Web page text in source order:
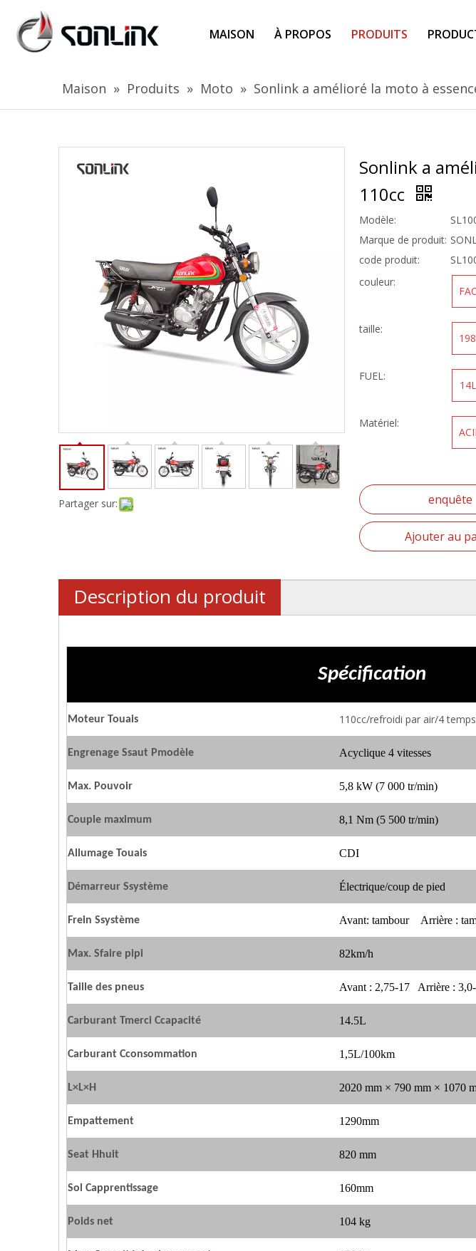
MAISON À PROPOS PRODUITS
Maison » Produits » Moto » Sonlink a amélioré la moto à
Partager sur:
Sonlink a
110cc
Modèle:
Marque de produit:
code produit:
couleur:
taille:
FUEL:
14L
Matériel:
enquête
Ajouter au
Description du produit
Spécification
Moteur Touais 110cc/refroidi par air/4
Engrenage Ssaut Pmodèle Acyclique 4 vitesses
Max. Pouvoir 5,8 kW (7 000 tr/min)
Couple maximum 8,1 Nm (5 500 tr/min)
Allumage Touais CDI
Démarreur Ssystème Électrique/coup de pied
Frein Ssystème Avant: tambour Arrière :
Max. Sfaire pipi 82km/h
Taille des pneus Avant : 2,75-17 Arrière :
Carburant Tmerci Ccapacité 14.5L
Carburant Cconsommation 1,5L/100km
L×L×H 2020 mm × 790 mm × 1070
Empattement 1290mm
Seat H huit 820 mm
Sol Capprentissage 160mm
Poids net 104 kg